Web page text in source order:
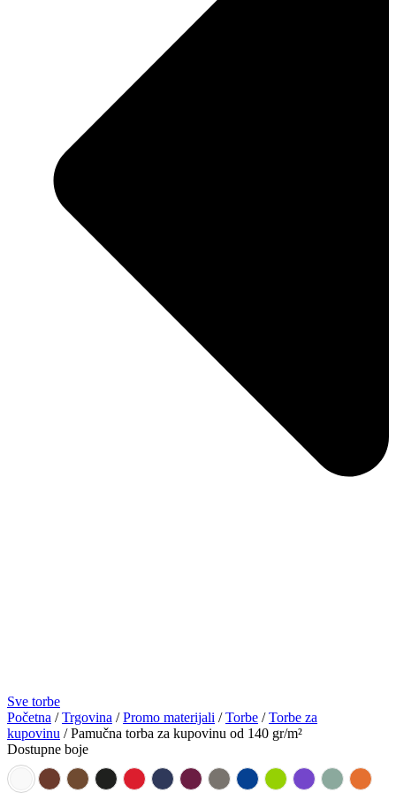
Sve torbe
Početna /Trgovina /Promo materijali /Torbe /Torbe za
kupovinu / Pamučna torba za kupovinu od 140 gr/m²
Dostupne boje